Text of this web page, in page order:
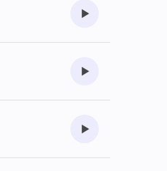
수강준비
수강준비
수강준비